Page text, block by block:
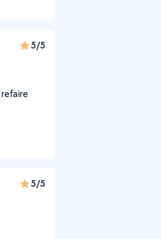
5/5
5/5